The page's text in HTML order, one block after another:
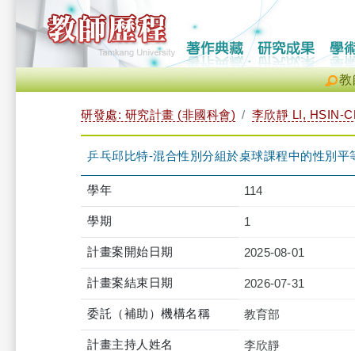
教
研發處: 研究計畫 (非國科會) 李欣靜 LI, HSIN-
乒乓邱比特-混合性別分組於桌球課程中的性別平
學年 114
學期 1
計畫案開始日期 2025-08-01
計畫案結束日期 2026-07-31
委託（補助）機構名稱 教育部
計畫主持人姓名 李欣靜